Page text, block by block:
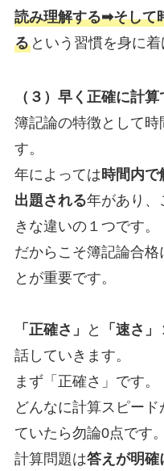
読み理解する➡︎そして
るという習慣を身に着
（３）早く正確に計
簿記論の特徴として時
す。
年によっては時間内で
出題される年があり、
きな違いの１つです。
だからこそ簿記論合格
とが重要です。
「正確さ」 と 「速さ」
話していきます。
まず「正確さ」です。
どんなに計算スピー
ていたら勿論0点です。
計算問題は答えが明確